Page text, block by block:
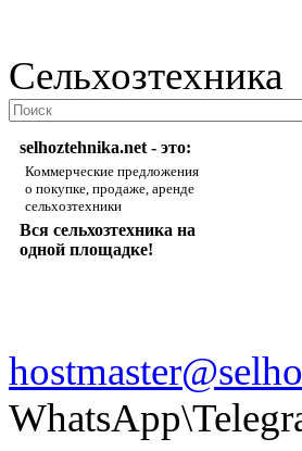
Сельхозтехника
selhoztehnika.net - это:
Коммерческие предложения
о покупке, продаже, аренде
сельхозтехники
Вся сельхозтехника на
одной площадке!